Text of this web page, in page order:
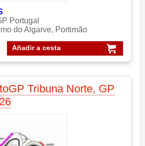
Portugal
do Algarve, Portimão
Añadir a cesta
Tribuna Norte, GP